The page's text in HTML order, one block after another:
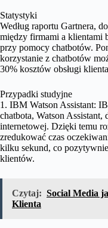
Statystyki
Według raportu Gartnera,
między firmami a klientami
przy pomocy chatbotów.
korzystanie z chatbotów
30% kosztów obsługi
Przypadki studyjne
1. IBM Watson Assistant:
chatbota, Watson Assistant,
internetowej. Dzięki temu
zredukować czas
kilku sekund, co
klientów.
Czytaj: Social Media
Klienta